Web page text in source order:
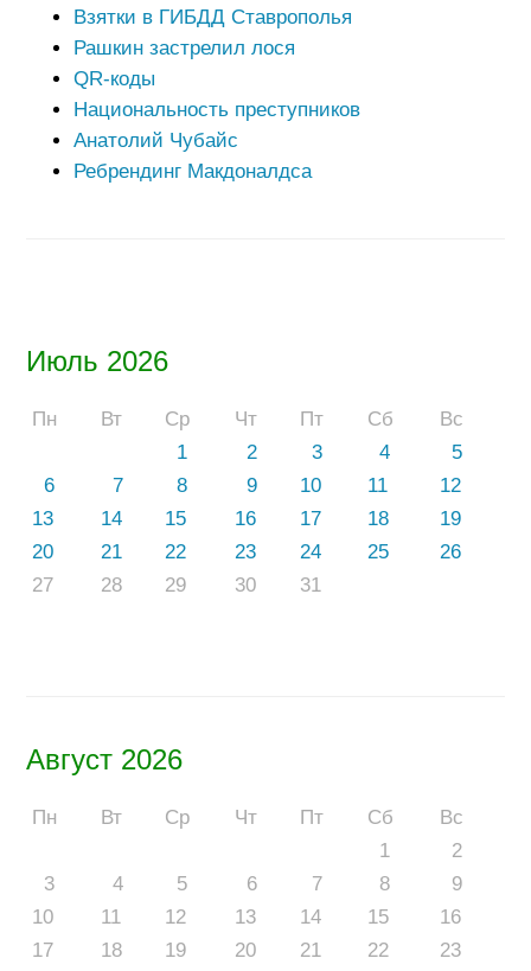
Июль 2026
Пн Вт Ср Чт Пт Сб
Вс
1
2 3 4
5
6
7 8 9 10 11
12
13
14 15 16 17 18
19
20
21 22 23 24 25
26
27
28 29 30 31
Август 2026
Пн Вт Ср Чт Пт Сб
Вс
1
2
3
4 5 6 7 8
9
10
11 12 13 14 15
16
17
18 19 20 21 22
23
Взятки в ГИБДД Ставрополья
Рашкин застрелил лося
QR-коды
Национальность преступников
Анатолий Чубайс
Ребрендинг Макдоналдса